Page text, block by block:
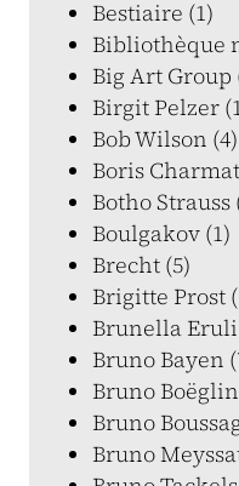
Bestiaire (1)
Bibliothèque
Big Art Group
Birgit Pelzer
Bob Wilson (4)
Boris
Botho Strauss
Boulgakov (1)
Brecht (5)
Brigitte Prost
Brunella Eruli
Bruno Bayen
Bruno
Bruno
Bruno